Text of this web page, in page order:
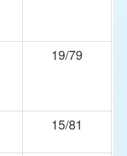
19/79
15/81